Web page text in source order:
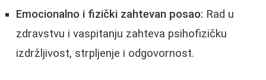
Emocionalno i fizički zahtevan posao: Rad u
zdravstvu i vaspitanju zahteva psihofizičku
izdržljivost, strpljenje i odgovornost.